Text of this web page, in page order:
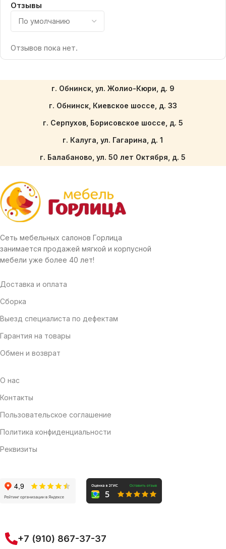
Отзывы
Отзывов пока нет.
г. Обнинск, ул. Жолио-Кюри, д. 9
г. Обнинск, Киевское шоссе, д. 33
г. Серпухов, Борисовское шоссе, д. 5
г. Калуга, ул. Гагарина, д. 1
г. Балабаново, ул. 50 лет Октября, д. 5
Сеть мебельных салонов Горлица
занимается продажей мягкой и корпусной
мебели уже более 40 лет!
Доставка и оплата
Сборка
Выезд специалиста по дефектам
Гарантия на товары
Обмен и возврат
О нас
Контакты
Пользовательское соглашение
Политика конфиденциальности
Реквизиты
+7 (910) 867-37-37